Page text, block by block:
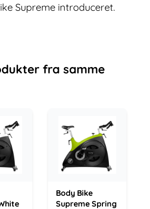
Supreme introduceret.
fra samme
Body Bike
Supreme Spring